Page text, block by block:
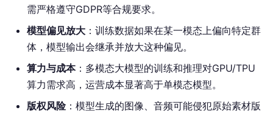
需严格遵守GDPR等合规要求。
模型偏见放大 ：训练数据如果在某一模态上偏向特定群
体，模型输出会继承并放大这种偏见。
算力与成本：多模态大模型的训练和推理对GPU/TPU
算力需求高，运营成本显著高于单模态模型。
版权风险：模型生成的图像、音频可能侵犯原始素材版